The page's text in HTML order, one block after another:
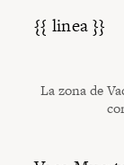
{{ linea }}
La zona de